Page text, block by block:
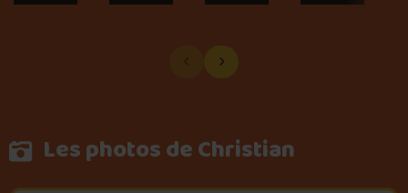
Les photos de Christian